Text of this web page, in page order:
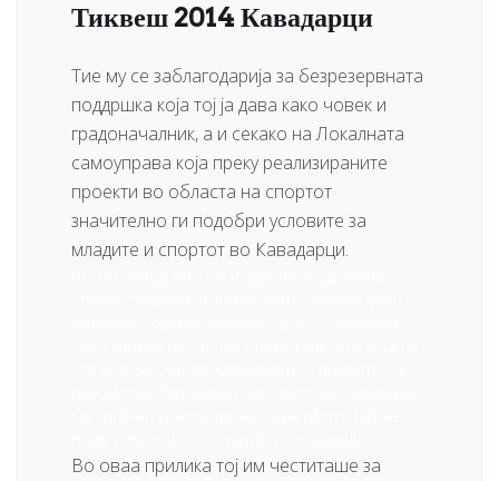
Тиквеш 2014 Кавадарци
Тие му се заблагодарија за безрезервната
поддршка која тој ја дава како човек и
градоначалник, а и секако на Локалната
самоуправа која преку реализираните
проекти во областа на спортот
значително ги подобри условите за
младите и спортот во Кавадарци.
Во оваа прилика тој им честиташе за